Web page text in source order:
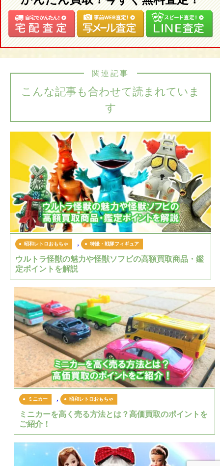
こんな記事も合わせて読まれていま
す
関連記事
昭和レトロおもちゃ , 特撮・戦隊フィギュア
ウルトラ怪獣の魅力や怪獣ソフビの高額買取商品・鑑
定ポイントを解説
ミニカー , 昭和レトロおもちゃ
ミニカーを高く売る方法とは？高価買取のポイントを
ご紹介！